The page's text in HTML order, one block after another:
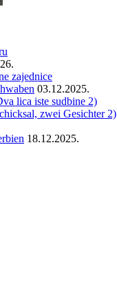
03.12.2025.
zwei Gesichter 2)
18.12.2025.